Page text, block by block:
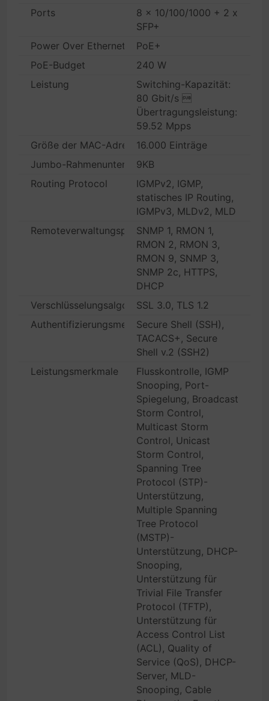
Ports
8 x 10/100/1000 + 2 x
SFP+
Power Over Ethernet (PoE)
PoE+
PoE-Budget
240 W
Leistung
Switching-Kapazität:
80 Gbit/s 
Übertragungsleistung:
59.52 Mpps
Größe der MAC-Adresstabelle16.000 Einträge
Jumbo-Rahmenunterstützung
9KB
Routing Protocol
IGMPv2, IGMP,
statisches IP Routing,
IGMPv3, MLDv2, MLD
RemoteverwaltungsprotokollSNMP 1, RMON 1,
RMON 2, RMON 3,
RMON 9, SNMP 3,
SNMP 2c, HTTPS,
DHCP
VerschlüsselungsalgorithmusSSL 3.0, TLS 1.2
AuthentifizierungsmethodeSecure Shell (SSH),
TACACS+, Secure
Shell v.2 (SSH2)
Leistungsmerkmale
Flusskontrolle, IGMP
Snooping, Port-
Spiegelung, Broadcast
Storm Control,
Multicast Storm
Control, Unicast
Storm Control,
Spanning Tree
Protocol (STP)-
Unterstützung,
Multiple Spanning
Tree Protocol
(MSTP)-
Unterstützung, DHCP-
Snooping,
Unterstützung für
Trivial File Transfer
Protocol (TFTP),
Unterstützung für
Access Control List
(ACL), Quality of
Service (QoS), DHCP-
Server, MLD-
Snooping, Cable